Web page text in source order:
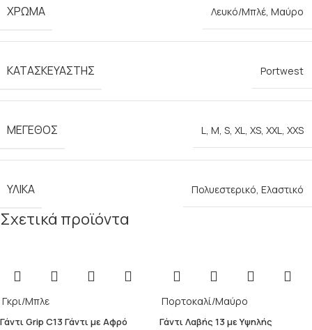
ΧΡΏΜΑ Λευκό/Μπλέ, Μαύρο
ΚΑΤΑΣΚΕΥΑΣΤΉΣ Portwest
ΜΈΓΕΘΟΣ L, M, S, XL, XS, XXL, XXS
ΥΛΙΚΆ Πολυεστερικό, Ελαστικό
Σχετικά προϊόντα
Γκρι/Μπλε
Γάντι Grip C13 Γάντι με Αφρό
Πορτοκαλί/Μαύρο
Γάντι Λαβής 13 με Yψηλής